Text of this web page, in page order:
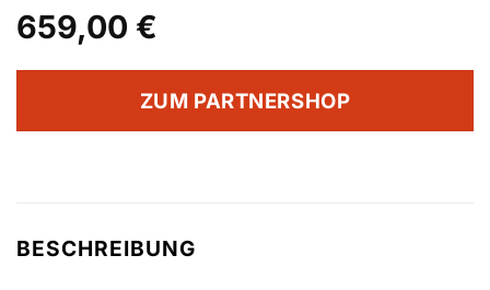
659,00 €
ZUM PARTNERSHOP
BESCHREIBUNG